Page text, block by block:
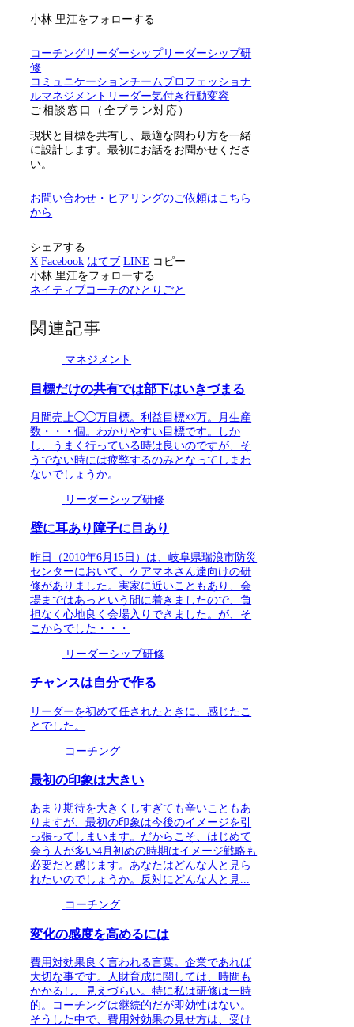
小林 里江をフォローする
コーチング リーダーシップリーダーシップ研
修
コミュニケーションチームプロフェッショナ
ルマネジメント リーダー気付き行動変容
ご相談窓口（全プラン対応）
現状と目標を共有し、最適な関わり方を一緒
に設計します。最初にお話をお聞かせくださ
い。
お問い合わせ・ヒアリングのご依頼はこちら
から
シェアする
X Facebook はてブ LINE コピー
小林 里江をフォローする
ネイティブコーチのひとりごと
関連記事
マネジメント
目標だけの共有では部下はいきづまる
月間売上◯◯万目標。利益目標☓☓万。月生産
数・・・個。わかりやすい目標です。しか
し、うまく行っている時は良いのですが、そ
うでない時には疲弊するのみとなってしまわ
ないでしょうか。
リーダーシップ研修
壁に耳あり障子に目あり
昨日（2010年6月15日）は、岐阜県瑞浪市防災
センターにおいて、ケアマネさん達向けの研
修がありました。実家に近いこともあり、会
場まではあっという間に着きましたので、負
担なく心地良く会場入りできました。が、そ
こからでした・・・
リーダーシップ研修
チャンスは自分で作る
リーダーを初めて任されたときに、感じたこ
とでした。
コーチング
最初の印象は大きい
あまり期待を大きくしすぎても辛いこともあ
りますが、最初の印象は今後のイメージを引
っ張ってしまいます。だからこそ、はじめて
会う人が多い4月初めの時期はイメージ戦略も
必要だと感じます。あなたはどんな人と見ら
れたいのでしょうか。反対にどんな人と見...
コーチング
変化の感度を高めるには
費用対効果良く言われる言葉。企業であれば
大切な事です。人財育成に関しては、時間も
かかるし、見えづらい。特に私は研修は一時
的。コーチングは継続的だが即効性はない。
そうした中で、費用対効果の見せ方は、受け